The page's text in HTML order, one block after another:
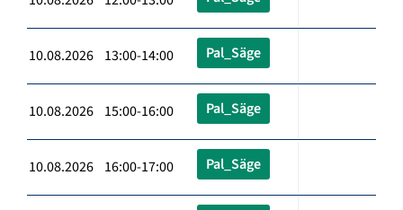
10.08.2026 13:00-14:00 Pal_Säge
10.08.2026 15:00-16:00 Pal_Säge
10.08.2026 16:00-17:00 Pal_Säge